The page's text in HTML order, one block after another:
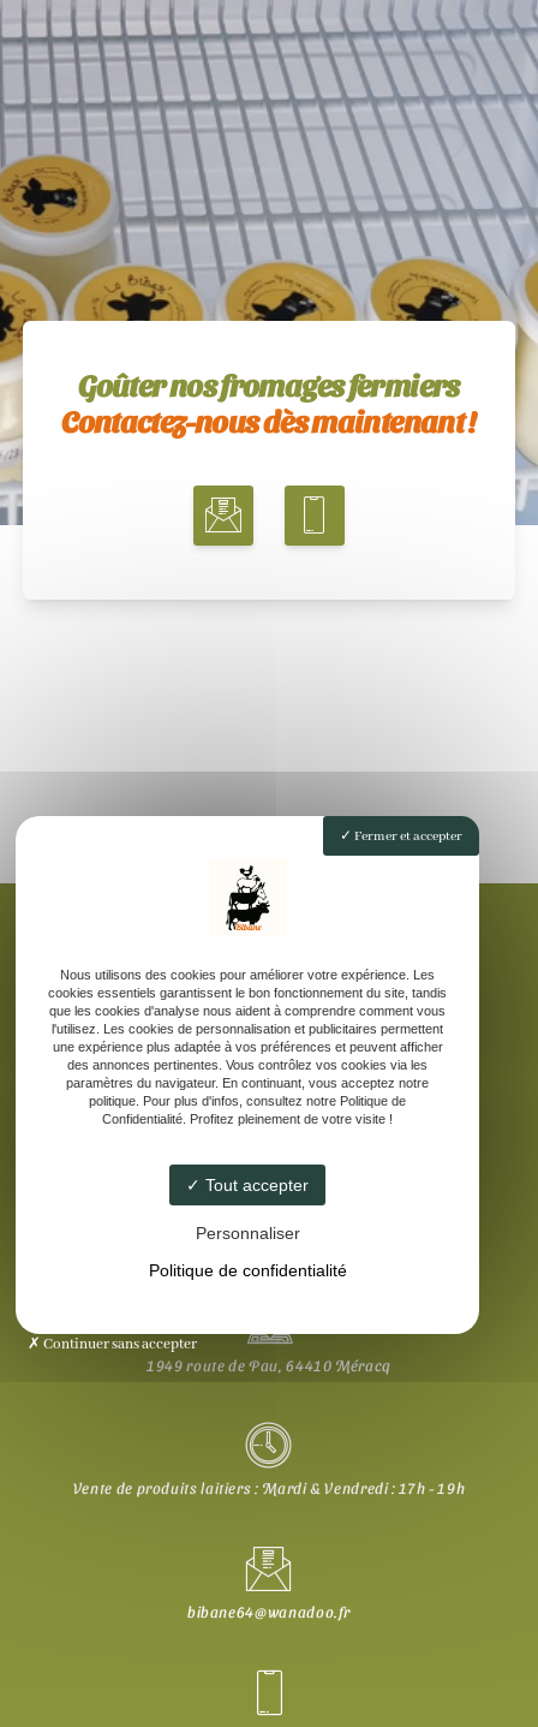
Goûter nos fromages fermiers
Contactez-nous dès maintenant !
Accueil
La ferme pédagogique
Elevage d’âne des Pyrénées
Nos produits laitiers
Galerie
1949 route de Pau, 64410 Méracq
Vente de produits laitiers : Mardi & Vendredi : 17h - 19h
bibane64@wanadoo.fr
Fermer et accepter
Nous utilisons des cookies pour améliorer votre expérience. Les
cookies essentiels garantissent le bon fonctionnement du site, tandis
que les cookies d'analyse nous aident à comprendre comment vous
l'utilisez. Les cookies de personnalisation et publicitaires permettent
une expérience plus adaptée à vos préférences et peuvent afficher
des annonces pertinentes. Vous contrôlez vos cookies via les
paramètres du navigateur. En continuant, vous acceptez notre
politique. Pour plus d'infos, consultez notre Politique de
Confidentialité. Profitez pleinement de votre visite !
Tout accepter
Personnaliser
Politique de confidentialité
Continuer sans accepter